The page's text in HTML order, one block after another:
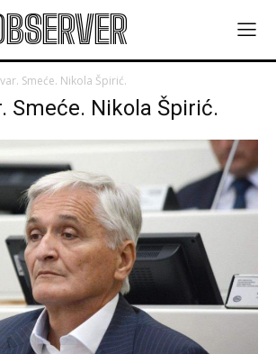
Smeće. Nikola Špirić.
Smeće. Nikola Špirić.